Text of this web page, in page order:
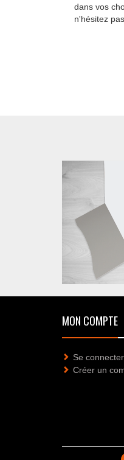
dans vos
n'hésitez
MON COMPTE
Se connecter
Créer un